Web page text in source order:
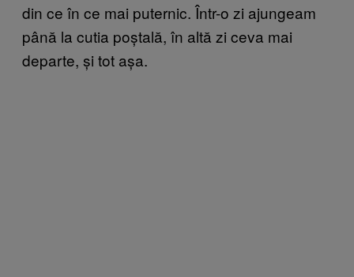
din ce în ce mai puternic. Într-o zi ajungeam
până la cutia poștală, în altă zi ceva mai
departe, și tot așa.